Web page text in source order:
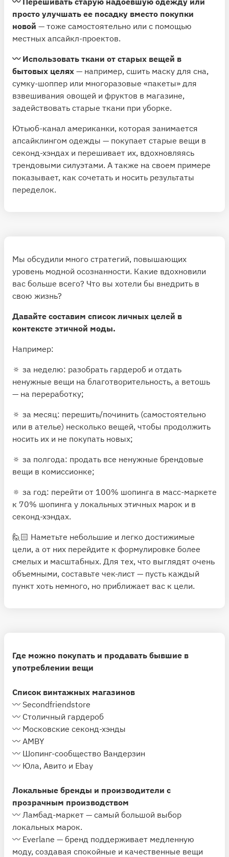
просто улучшать ее посадку вместо покупки
новой — тоже самостоятельно или с помощью
местных апсайкл-проектов.
〰️ Использовать ткани от старых вещей в
бытовых целях — например, сшить маску для сна,
сумку-шоппер или многоразовые «пакеты» для
взвешивания овощей и фруктов в магазине,
задействовать старые ткани при уборке.
Ютьюб-канал американки, которая занимается
апсайклингом одежды — покупает старые вещи в
секонд-хэндах и перешивает их, вдохновляясь
трендовыми силуэтами. А также на своем примере
показывает, как сочетать и носить результаты
переделок.
Мы обсудили много стратегий, повышающих
уровень модной осознанности. Какие вдохновили
вас больше всего? Что вы хотели бы внедрить в
свою жизнь?
Давайте составим список личных целей в
контексте этичной моды.
Например:
🔅 за неделю: разобрать гардероб и отдать
ненужные вещи на благотворительность, а ветошь
— на переработку;
🔅 за месяц: перешить/починить (самостоятельно
или в ателье) несколько вещей, чтобы продолжить
носить их и не покупать новых;
🔅 за полгода: продать все ненужные брендовые
вещи в комиссионке;
🔅 за год: перейти от 100% шопинга в масс-маркете
к 70% шопинга у локальных этичных марок и в
секонд-хэндах.
🙋🏻 Наметьте небольшие и легко достижимые
цели, а от них перейдите к формулировке более
смелых и масштабных. Для тех, что выглядят очень
объемными, составьте чек-лист — пусть каждый
пункт хоть немного, но приближает вас к цели.
Где можно покупать и продавать бывшие в
употреблении вещи
Список винтажных магазинов
〰️ Secondfriendstore
〰️ Столичный гардероб
〰️ Московские секонд-хэнды
〰️ AMBY
〰️ Шопинг-сообщество Вандерзин
〰️ Юла, Авито и Ebay
Локальные бренды и производители с
прозрачным производством
〰️ Ламбад-маркет — самый большой выбор
локальных марок.
〰️ Everlane — бренд поддерживает медленную
моду, создавая спокойные и качественные вещи